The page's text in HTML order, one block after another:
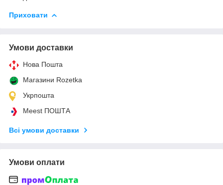
Приховати
Умови доставки
Нова Пошта
Магазини Rozetka
Укрпошта
Meest ПОШТА
Всі умови доставки
Умови оплати